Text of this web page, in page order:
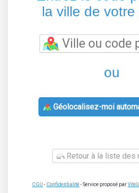
la ville de votre
ou
Géolocalisez-moi
Retour à la liste des
CGU - Confidentialité- Service proposé par